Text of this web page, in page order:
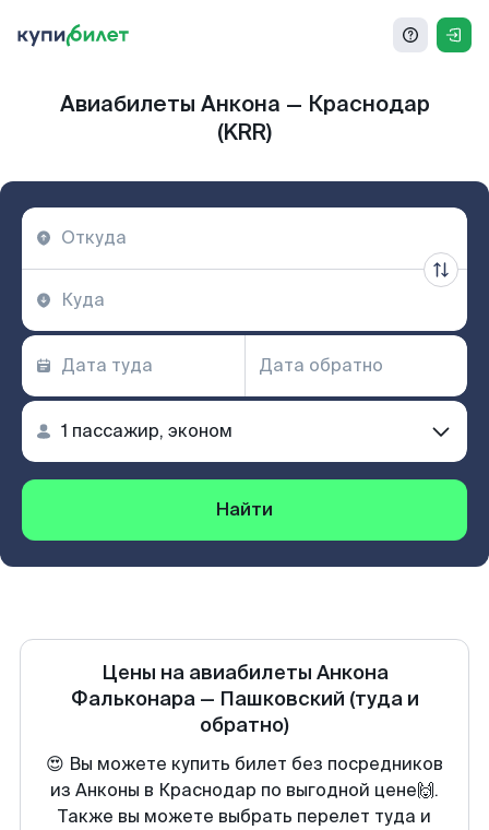
Авиабилеты Анкона — Краснодар
(KRR)
Найти
Цены на авиабилеты Анкона
Фальконара— Пашковский (туда и
обратно)
😍 Вы можете купить билет без посредников
из Анконы в Краснодар по выгодной цене🙌.
Также вы можете выбрать перелет туда и